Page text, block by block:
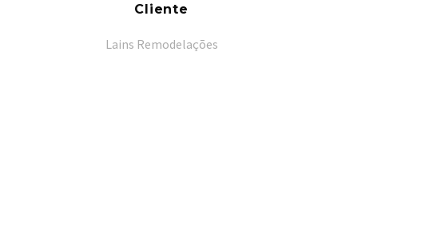
Cliente
Lains Remodelações